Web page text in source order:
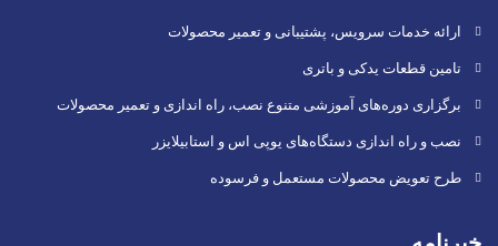
ارائه خدمات سرویس، پشتیبانی و تعمیر محصولات
تامین قطعات یدکی و باتری
برگزاری دوره‌های آموزشی متنوع نصب، راه اندازی و تعمیر محصولات
نصب و راه‌ اندازی دستگاه‌های یوپی اس و استابیلایزر
طرح تعویض محصولات مستعمل و فرسوده